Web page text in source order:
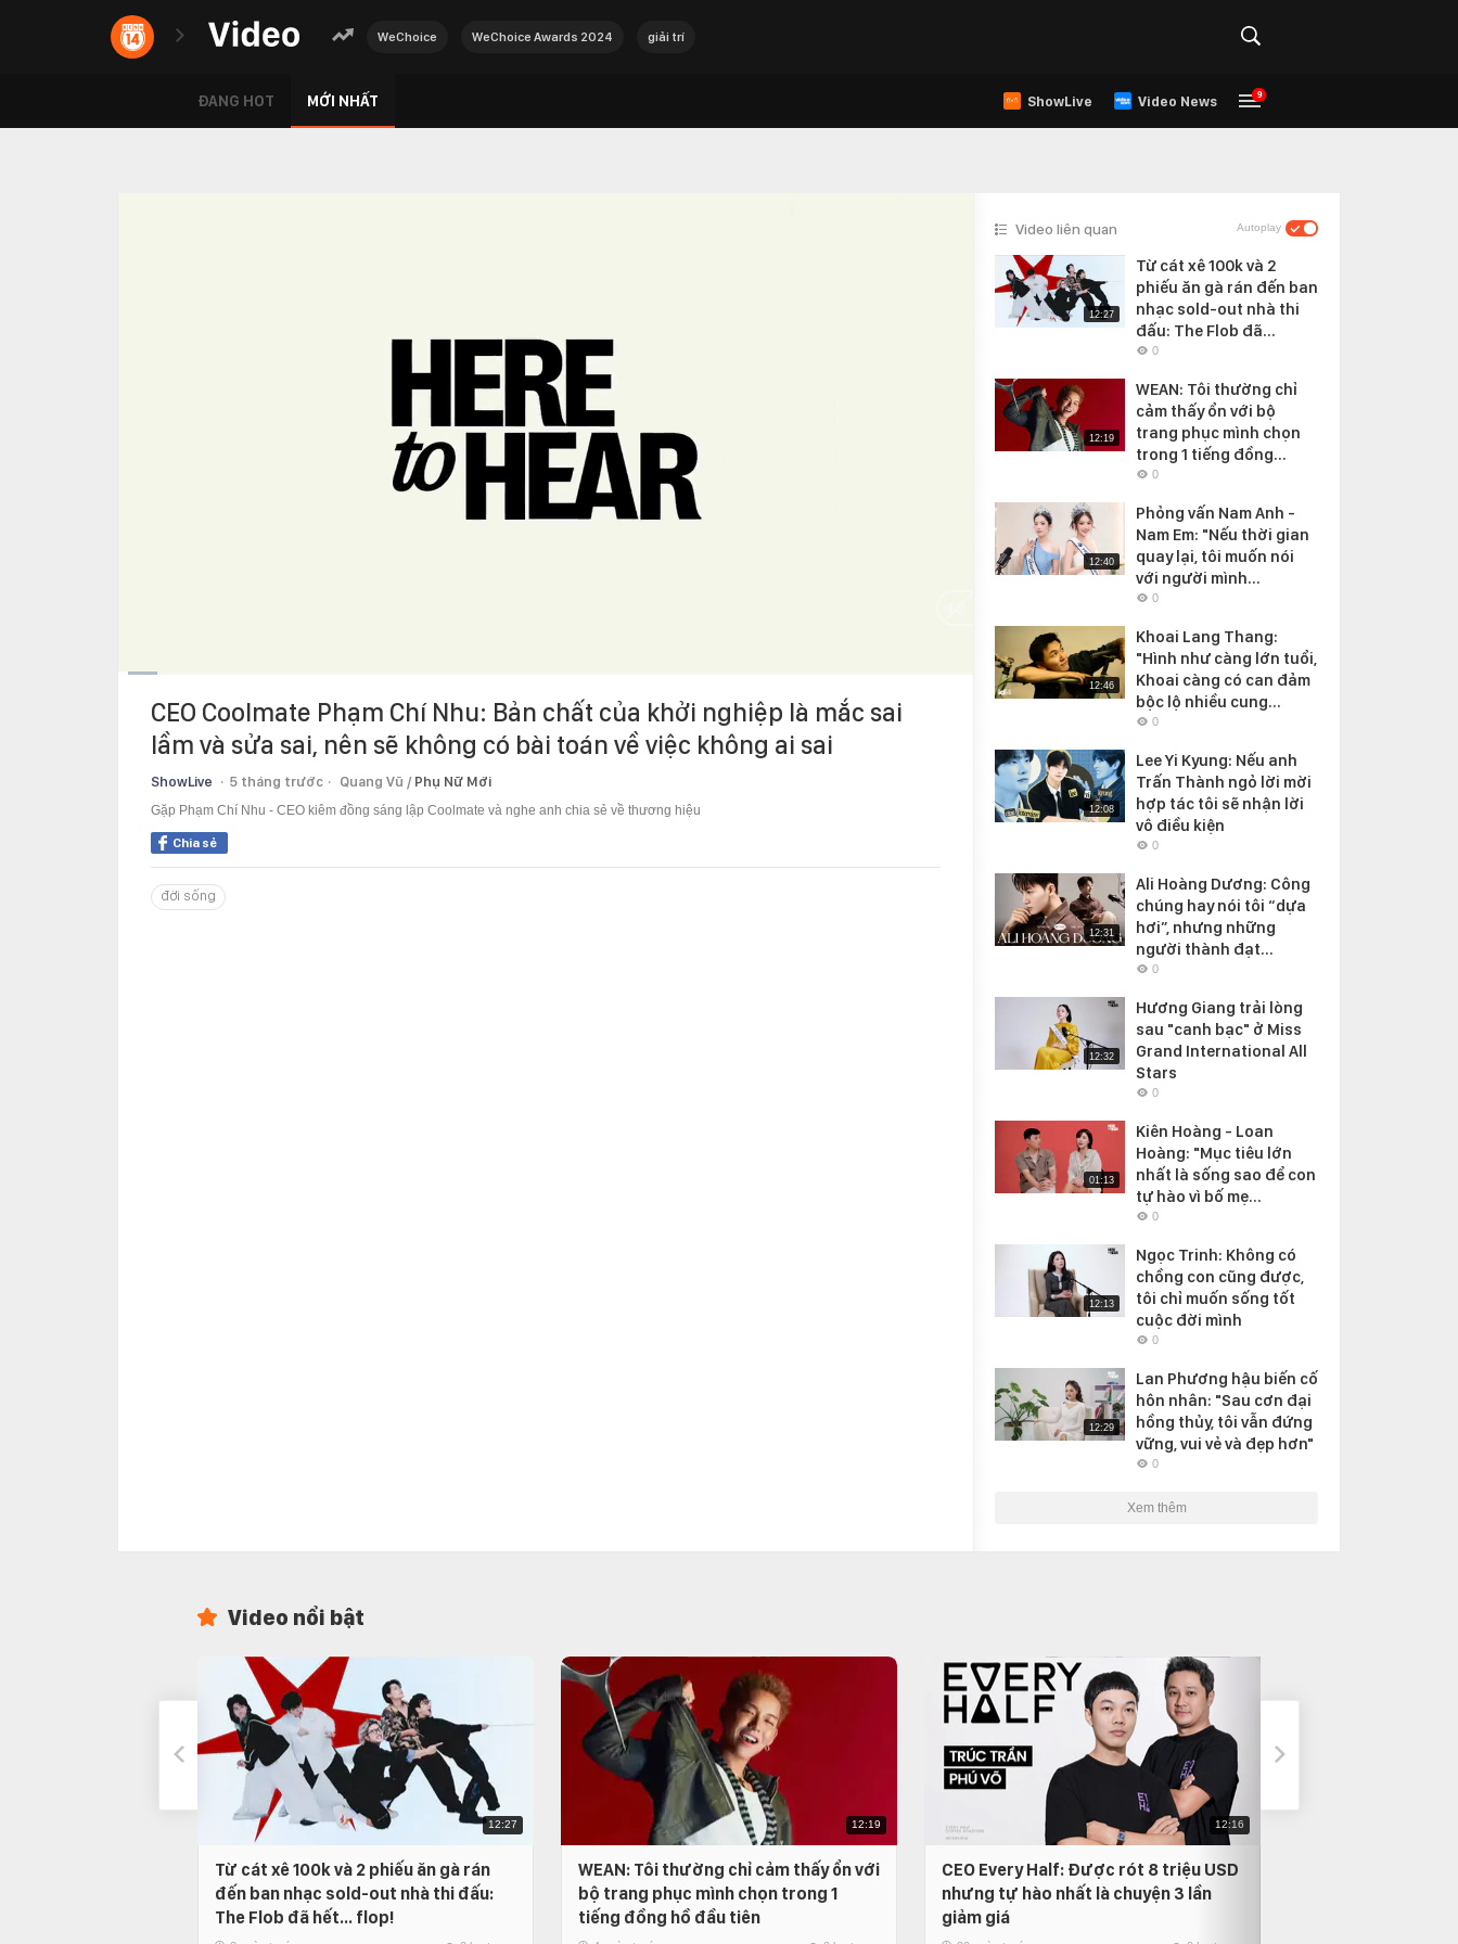
WeChoice WeChoice Awards 2024 giải trí
ĐANG HOT MỚI NHẤT ShowLive Video News 9
Time
CEO Coolmate Phạm Chí Nhu: Bản chất của khởi nghiệp là mắc sai
lầm và sửa sai, nên sẽ không có bài toán về việc không ai sai
ShowLive 5 tháng trước Quang Vũ / Phụ Nữ Mới
Gặp Phạm Chí Nhu - CEO kiêm đồng sáng lập Coolmate và nghe anh chia sẻ về thương hiệu
Chia sẻ
đời sống
Video liên quan Autoplay
12:27
Từ cát xê 100k và 2
phiếu ăn gà rán đến ban
nhạc sold-out nhà thi
đấu: The Flob đã...
0
12:19
WEAN: Tôi thường chỉ
cảm thấy ổn với bộ
trang phục mình chọn
trong 1 tiếng đồng...
0
12:40
Phỏng vấn Nam Anh -
Nam Em: "Nếu thời gian
quay lại, tôi muốn nói
với người mình...
0
12:46
Khoai Lang Thang:
"Hình như càng lớn tuổi,
Khoai càng có can đảm
bộc lộ nhiều cung...
0
12:08
Lee Yi Kyung: Nếu anh
Trấn Thành ngỏ lời mời
hợp tác tôi sẽ nhận lời
vô điều kiện
0
12:31
Ali Hoàng Dương: Công
chúng hay nói tôi “dựa
hơi”, nhưng những
người thành đạt...
0
12:32
Hương Giang trải lòng
sau "canh bạc" ở Miss
Grand International All
Stars
0
01:13
Kiên Hoàng - Loan
Hoàng: "Mục tiêu lớn
nhất là sống sao để con
tự hào vì bố mẹ...
0
12:13
Ngọc Trinh: Không có
chồng con cũng được,
tôi chỉ muốn sống tốt
cuộc đời mình
0
12:29
Lan Phương hậu biến cố
hôn nhân: "Sau cơn đại
hồng thủy, tôi vẫn đứng
vững, vui vẻ và đẹp hơn"
0
Xem thêm
Video nổi bật
12:27
Từ cát xê 100k và 2 phiếu ăn gà rán
đến ban nhạc sold-out nhà thi đấu:
The Flob đã hết… flop!
12:19
WEAN: Tôi thường chỉ cảm thấy ổn với
bộ trang phục mình chọn trong 1
tiếng đồng hồ đầu tiên
12:16
CEO Every Half: Được rót 8 triệu USD
nhưng tự hào nhất là chuyện 3 lần
giảm giá